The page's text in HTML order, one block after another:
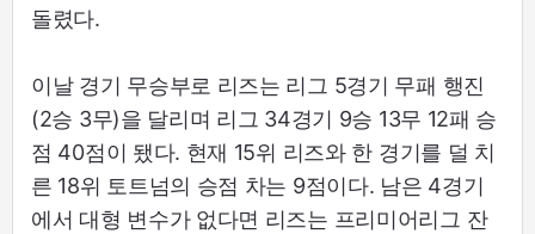
돌렸다.
이날 경기 무승부로 리즈는 리그 5경기 무패 행진
(2승 3무)을 달리며 리그 34경기 9승 13무 12패 승
점 40점이 됐다. 현재 15위 리즈와 한 경기를 덜 치
른 18위 토트넘의 승점 차는 9점이다. 남은 4경기
에서 대형 변수가 없다면 리즈는 프리미어리그 잔